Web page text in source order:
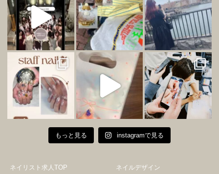
もっと見る instagramで見る
ネイリスト求人TOP ネイルデザイン